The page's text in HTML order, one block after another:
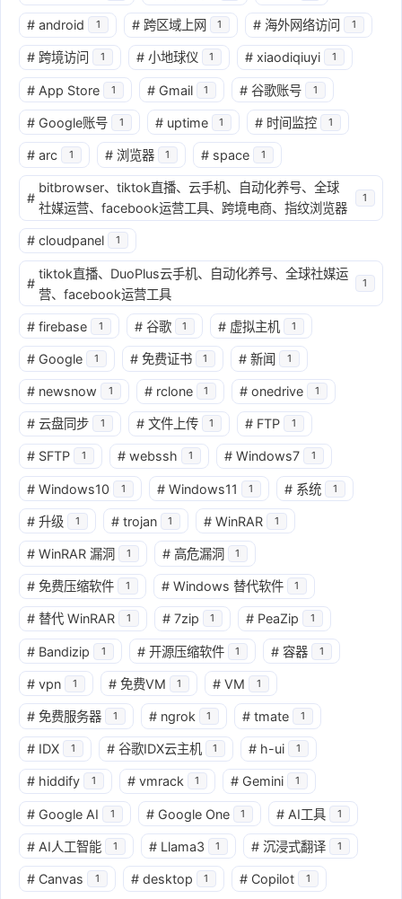
# android 1 # 跨区域上网 1 # 海外网络访问 1
# 跨境访问 1 # 小地球仪 1 # xiaodiqiuyi 1
# App Store 1 # Gmail 1 # 谷歌账号 1
# Google账号 1 # uptime 1 # 时间监控 1
# arc 1 # 浏览器 1 # space 1
#
bitbrowser、tiktok直播、云手机、自动化养号、全球
社媒运营、facebook运营工具、跨境电商、指纹浏览器
1
# cloudpanel 1
#
tiktok直播、DuoPlus云手机、自动化养号、全球社媒运
营、facebook运营工具
1
# firebase 1 # 谷歌 1 # 虚拟主机 1
# Google 1 # 免费证书 1 # 新闻 1
# newsnow 1 # rclone 1 # onedrive 1
# 云盘同步 1 # 文件上传 1 # FTP 1
# SFTP 1 # webssh 1 # Windows7 1
# Windows10 1 # Windows11 1 # 系统 1
# 升级 1 # trojan 1 # WinRAR 1
# WinRAR 漏洞 1 # 高危漏洞 1
# 免费压缩软件 1 # Windows 替代软件 1
# 替代 WinRAR 1 # 7zip 1 # PeaZip 1
# Bandizip 1 # 开源压缩软件 1 # 容器 1
# vpn 1 # 免费VM 1 # VM 1
# 免费服务器 1 # ngrok 1 # tmate 1
# IDX 1 # 谷歌IDX云主机 1 # h-ui 1
# hiddify 1 # vmrack 1 # Gemini 1
# Google AI 1 # Google One 1 # AI工具 1
# AI人工智能 1 # Llama3 1 # 沉浸式翻译 1
# Canvas 1 # desktop 1 # Copilot 1